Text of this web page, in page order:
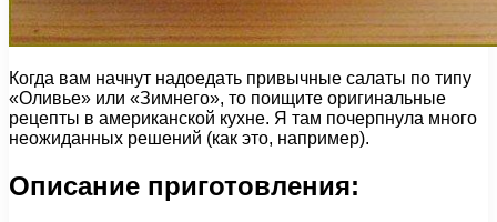
Когда вам начнут надоедать привычные салаты по типу
«Оливье» или «Зимнего», то поищите оригинальные
рецепты в американской кухне. Я там почерпнула много
неожиданных решений (как это, например).
Описание приготовления: